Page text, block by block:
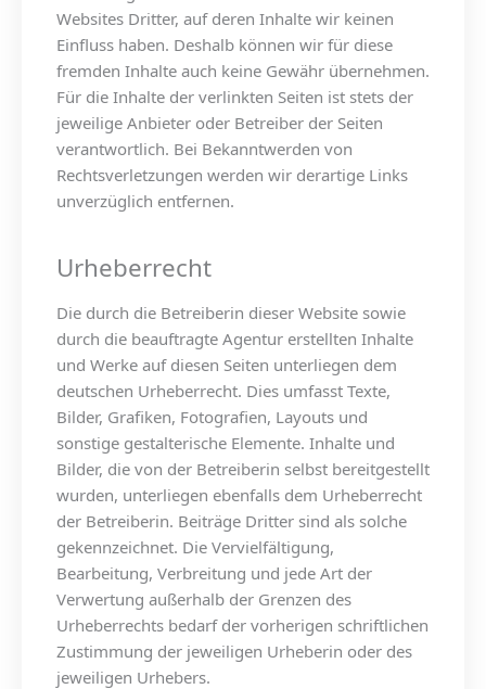
Websites Dritter, auf deren Inhalte wir keinen
Einfluss haben. Deshalb können wir für diese
fremden Inhalte auch keine Gewähr übernehmen.
Für die Inhalte der verlinkten Seiten ist stets der
jeweilige Anbieter oder Betreiber der Seiten
verantwortlich. Bei Bekanntwerden von
Rechtsverletzungen werden wir derartige Links
unverzüglich entfernen.
Urheberrecht
Die durch die Betreiberin dieser Website sowie
durch die beauftragte Agentur erstellten Inhalte
und Werke auf diesen Seiten unterliegen dem
deutschen Urheberrecht. Dies umfasst Texte,
Bilder, Grafiken, Fotografien, Layouts und
sonstige gestalterische Elemente. Inhalte und
Bilder, die von der Betreiberin selbst bereitgestellt
wurden, unterliegen ebenfalls dem Urheberrecht
der Betreiberin. Beiträge Dritter sind als solche
gekennzeichnet. Die Vervielfältigung,
Bearbeitung, Verbreitung und jede Art der
Verwertung außerhalb der Grenzen des
Urheberrechts bedarf der vorherigen schriftlichen
Zustimmung der jeweiligen Urheberin oder des
jeweiligen Urhebers.